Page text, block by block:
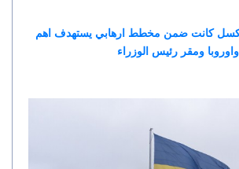
كانت ضمن مخطط ارهابي يستهدف اهم
ومقر رئيس الوزراء